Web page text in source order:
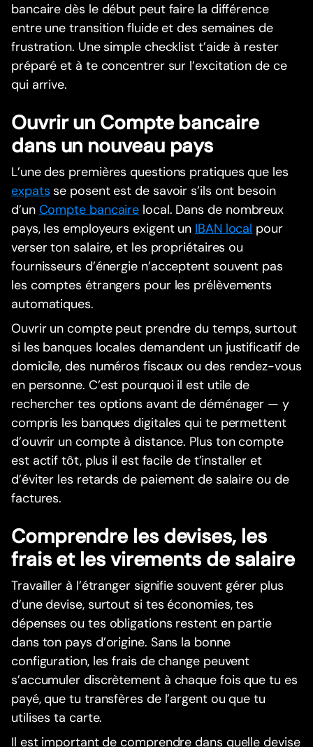
bancaire dès le début peut faire la différence
entre une transition fluide et des semaines de
frustration. Une simple checklist t’aide à rester
préparé et à te concentrer sur l’excitation de ce
qui arrive.
Ouvrir un Compte bancaire
dans un nouveau pays
L’une des premières questions pratiques que les
expats se posent est de savoir s’ils ont besoin
d’un Compte bancaire local. Dans de nombreux
pays, les employeurs exigent un IBAN local pour
verser ton salaire, et les propriétaires ou
fournisseurs d’énergie n’acceptent souvent pas
les comptes étrangers pour les prélèvements
automatiques.
Ouvrir un compte peut prendre du temps, surtout
si les banques locales demandent un justificatif de
domicile, des numéros fiscaux ou des rendez-vous
en personne. C’est pourquoi il est utile de
rechercher tes options avant de déménager — y
compris les banques digitales qui te permettent
d’ouvrir un compte à distance. Plus ton compte
est actif tôt, plus il est facile de t’installer et
d’éviter les retards de paiement de salaire ou de
factures.
Comprendre les devises, les
frais et les virements de salaire
Travailler à l’étranger signifie souvent gérer plus
d’une devise, surtout si tes économies, tes
dépenses ou tes obligations restent en partie
dans ton pays d’origine. Sans la bonne
configuration, les frais de change peuvent
s’accumuler discrètement à chaque fois que tu es
payé, que tu transfères de l’argent ou que tu
utilises ta carte.
Il est important de comprendre dans quelle devise